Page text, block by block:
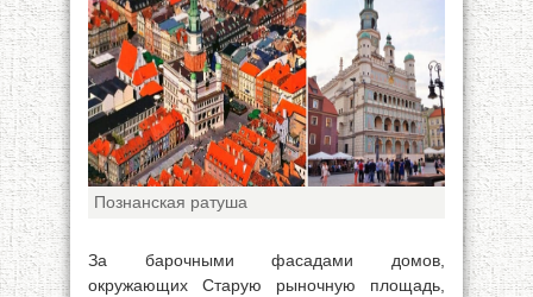
Познанская ратуша
За барочными фасадами домов,
окружающих Старую рыночную площадь,